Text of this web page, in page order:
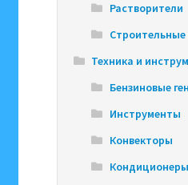
Растворители
Техника и
Бензиновые
Инструменты
Конвекторы